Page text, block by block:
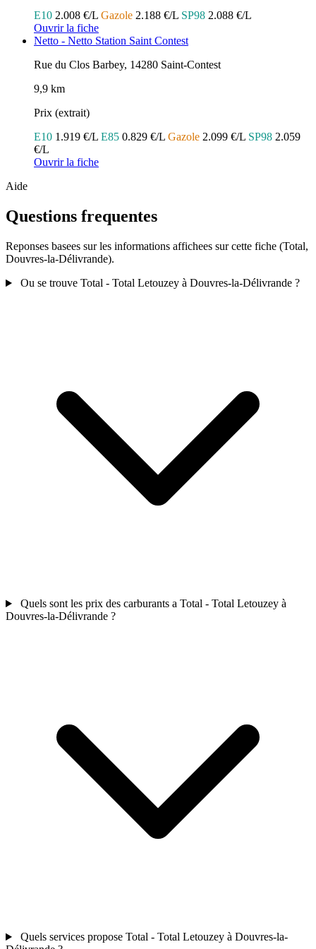
E10 2.008 €/L Gazole 2.188 €/L SP98 2.088 €/L
Ouvrir la fiche
Netto - Netto Station Saint Contest
Rue du Clos Barbey, 14280 Saint-Contest
9,9 km
Prix (extrait)
E10 1.919 €/L E85 0.829 €/L Gazole 2.099 €/L SP98 2.059
€/L
Ouvrir la fiche
Aide
Questions frequentes
Reponses basees sur les informations affichees sur cette fiche (Total,
Douvres-la-Délivrande).
Ou se trouve Total - Total Letouzey à Douvres-la-Délivrande ?
Quels sont les prix des carburants a Total - Total Letouzey à
Douvres-la-Délivrande ?
Quels services propose Total - Total Letouzey à Douvres-la-